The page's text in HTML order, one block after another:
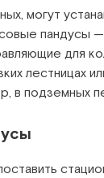
могут
пандусы
для
лестницах
в подземных